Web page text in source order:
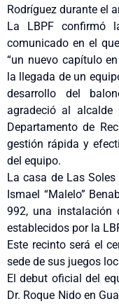
Rodríguez durante el
La LBPF confirmó
comunicado en el
“un nuevo capítulo
la llegada de un
desarrollo del
agradeció al alcalde
Departamento de
gestión rápida y
del equipo.
La casa de Las
Ismael “Malelo”
992, una instalación
establecidos por la
Este recinto será el
sede de sus juegos
El debut oficial del
Dr. Roque Nido en